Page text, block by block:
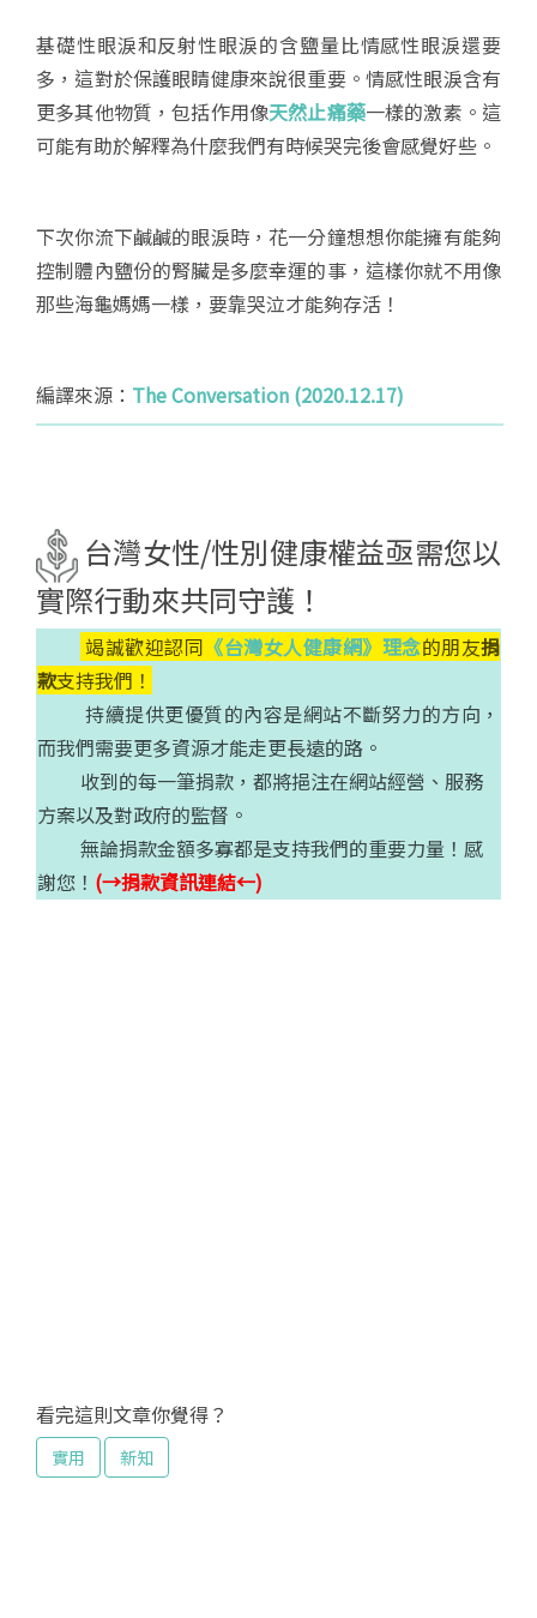
基礎性眼淚和反射性眼淚的含鹽量比情感性眼淚還要
多，這對於保護眼睛健康來說很重要。情感性眼淚含有
更多其他物質，包括作用像天然止痛藥一樣的激素。這
可能有助於解釋為什麼我們有時候哭完後會感覺好些。
下次你流下鹹鹹的眼淚時，花一分鐘想想你能擁有能夠
控制體內鹽份的腎臟是多麼幸運的事，這樣你就不用像
那些海龜媽媽一樣，要靠哭泣才能夠存活！
編譯來源： The Conversation (2020.12.17)
台灣女性/性別健康權益亟需您以
實際行動來共同守護！
竭誠歡迎認同 《台灣女人健康網》理念的朋友捐
款支持我們！
持續提供更優質的內容是網站不斷努力的方向，
而我們需要更多資源才能走更長遠的路。
收到的每一筆捐款，都將挹注在網站經營、服務
方案以及對政府的監督。
無論捐款金額多寡都是支持我們的重要力量！感
謝您！ (→捐款資訊連結←)
看完這則文章你覺得？
實用 新知